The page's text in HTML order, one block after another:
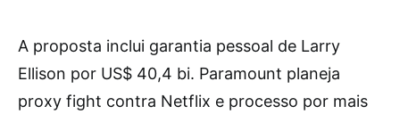
A proposta inclui garantia pessoal de Larry
Ellison por US$ 40,4 bi. Paramount planeja
proxy fight contra Netflix e processo por mais